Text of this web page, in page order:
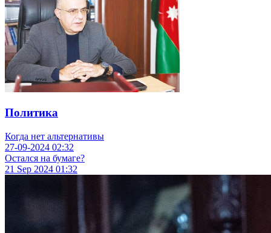
Политика
Когда нет альтернативы
27-09-2024 02:32
Остался на бумаге?
21 Sep 2024 01:32